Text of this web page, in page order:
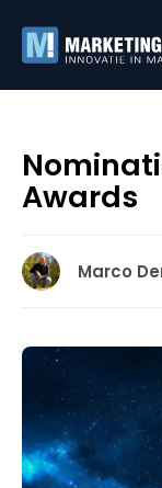
Awards
Marco